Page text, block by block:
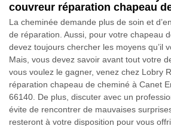
couvreur réparation chapeau
La cheminée demande plus de soin et
de réparation. Aussi, pour votre chapeau
devez toujours chercher les moyens qu’il
Mais, vous devez savoir avant tout votre
vous voulez le gagner, venez chez Lobry
réparation chapeau de cheminé à Canet
66140. De plus, discuter avec un
évite de rencontrer de mauvaises
resteront à votre disposition pour vous